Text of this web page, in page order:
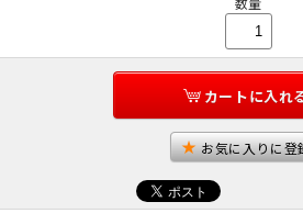
カートに入れ
お気に入りに登